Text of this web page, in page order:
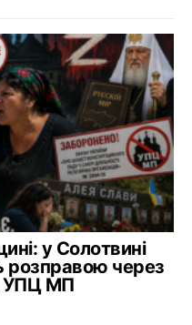
у Солотвині
розправою через
УПЦ МП